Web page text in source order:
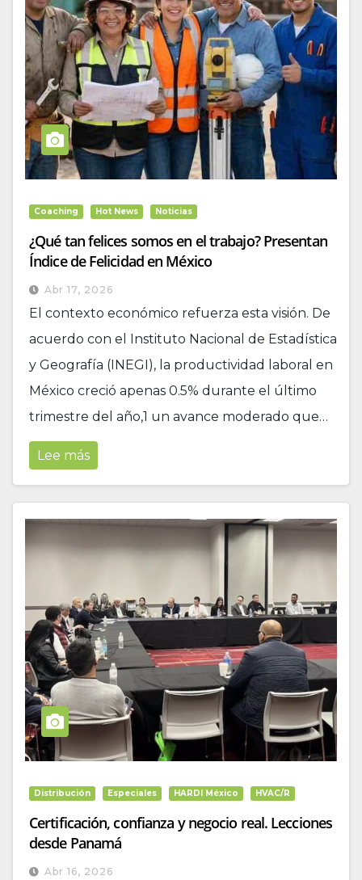
Coaching Hot News Noticias
¿Qué tan felices somos en el trabajo? Presentan
Índice de Felicidad en México
Abr 17, 2026
El contexto económico refuerza esta visión. De
acuerdo con el Instituto Nacional de Estadística
y Geografía (INEGI), la productividad laboral en
México creció apenas 0.5% durante el último
trimestre del año,1 un avance moderado que…
Lee más
Distribución Especiales HARDI México HVAC/R
Certificación, confianza y negocio real. Lecciones
desde Panamá
Abr 16, 2026